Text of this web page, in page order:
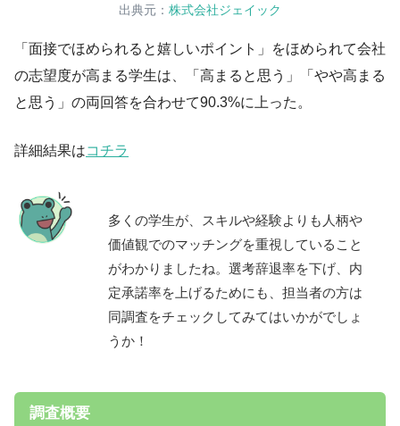
出典元： 株式会社ジェイック
「面接でほめられると嬉しいポイント」をほめられて会社
の志望度が高まる学生は、「高まると思う」「やや高まる
と思う」の両回答を合わせて90.3%に上った。
詳細結果はコチラ
多くの学生が、スキルや経験よりも人柄や
価値観でのマッチングを重視していること
がわかりましたね。選考辞退率を下げ、内
定承諾率を上げるためにも、担当者の方は
同調査をチェックしてみてはいかがでしょ
うか！
調査概要